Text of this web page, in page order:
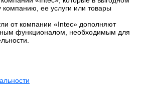
компанию, ее услуги или товары
от компании «Intec» дополняют
функционалом, необходимым для